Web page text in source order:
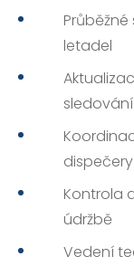
letadel
Kontrola
údržbě
Vedení